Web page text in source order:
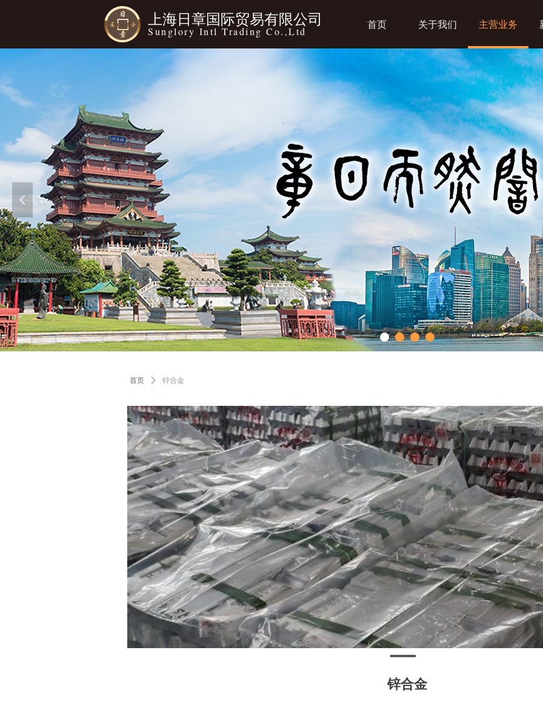
首页 关于我们 主营业务
넳
上海日章国际贸易有限公司
Sunglory Intl Trading Co.,Ltd
首页 ꄲ 锌合金
锌合金